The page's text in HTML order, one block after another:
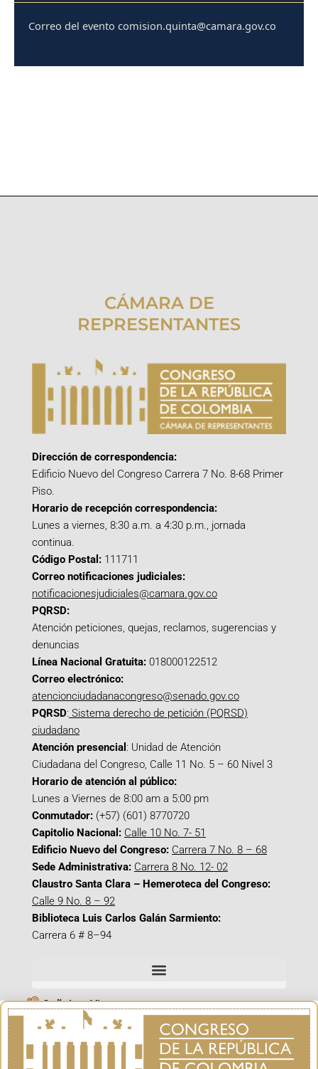
Correo del evento comision.quinta@camara.gov.co
CÁMARA DE
REPRESENTANTES
Dirección de correspondencia:
Edificio Nuevo del Congreso Carrera 7 No. 8-68 Primer
Piso.
Horario de recepción correspondencia:
Lunes a viernes, 8:30 a.m. a 4:30 p.m., jornada
continua.
Código Postal: 111711
Correo notificaciones judiciales:
notificacionesjudiciales@camara.gov.co
PQRSD:
Atención peticiones, quejas, reclamos, sugerencias y
denuncias
Línea Nacional Gratuita: 018000122512
Correo electrónico:
atencionciudadanacongreso@senado.gov.co
PQRSD: Sistema derecho de petición (PQRSD)
ciudadano
Atención presencial : Unidad de Atención
Ciudadana del Congreso, Calle 11 No. 5 – 60 Nivel 3
Horario de atención al público:
Lunes a Viernes de 8:00 am a 5:00 pm
Conmutador: (+57) (601) 8770720
Capitolio Nacional: Calle 10 No. 7- 51
Edificio Nuevo del Congreso: Carrera 7 No. 8 – 68
Sede Administrativa: Carrera 8 No. 12- 02
Claustro Santa Clara – Hemeroteca del Congreso:
Calle 9 No. 8 – 92
Biblioteca Luis Carlos Galán Sarmiento:
Carrera 6 # 8–94
Señal en Vivo
Facebook_@CamaraColombia
Instagram_@CamaraColombia